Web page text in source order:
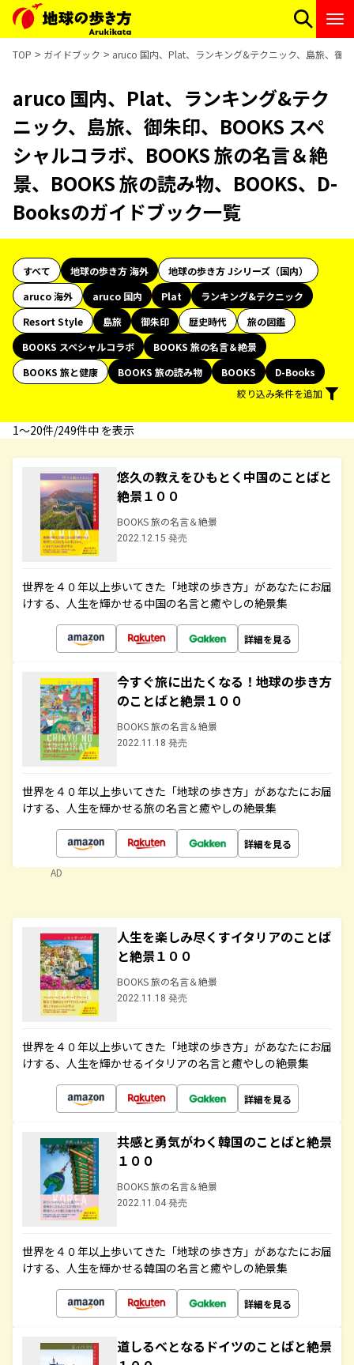
TOP ガイドブック aruco 国内、Plat、ランキング&テクニック、島旅、御
aruco 国内、Plat、ランキング&テク
ニック、島旅、御朱印、BOOKS スペ
シャルコラボ、BOOKS 旅の名言＆絶
景、BOOKS 旅の読み物、BOOKS、D-
Booksのガイドブック一覧
すべて 地球の歩き方 海外
地球の歩き方 Jシリーズ（国内）
aruco 海外
aruco 国内 Plat
ランキング&テクニック
Resort Style
島旅 御朱印 歴史時代
旅の図鑑
BOOKS スペシャルコラボ
BOOKS 旅の名言＆絶景
BOOKS 旅と健康
BOOKS 旅の読み物 BOOKS
D-Books
絞り込み条件を追加
1〜20件/249件中 を表示
悠久の教えをひもとく中国のことばと
絶景１００
BOOKS 旅の名言＆絶景
2022.12.15 発売
世界を４０年以上歩いてきた「地球の歩き方」があなたにお届
けする、人生を輝かせる中国の名言と癒やしの絶景集
詳細を見る
今すぐ旅に出たくなる！地球の歩き方
のことばと絶景１００
BOOKS 旅の名言＆絶景
2022.11.18 発売
世界を４０年以上歩いてきた「地球の歩き方」があなたにお届
けする、人生を輝かせる旅の名言と癒やしの絶景集
詳細を見る
AD
人生を楽しみ尽くすイタリアのことば
と絶景１００
BOOKS 旅の名言＆絶景
2022.11.18 発売
世界を４０年以上歩いてきた「地球の歩き方」があなたにお届
けする、人生を輝かせるイタリアの名言と癒やしの絶景集
詳細を見る
共感と勇気がわく韓国のことばと絶景
１００
BOOKS 旅の名言＆絶景
2022.11.04 発売
世界を４０年以上歩いてきた「地球の歩き方」があなたにお届
けする、人生を輝かせる韓国の名言と癒やしの絶景集
詳細を見る
道しるべとなるドイツのことばと絶景